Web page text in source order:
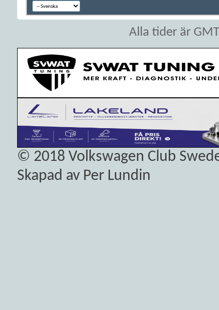
Alla tider är
© 2018 Volkswagen Club
Skapad av Per Lundin